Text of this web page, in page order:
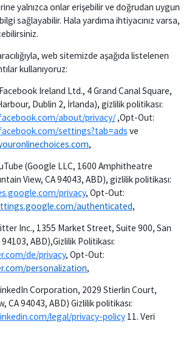
yalnızca onlar erişebilir ve doğrudan uygun
sağlayabilir. Hala yardıma ihtiyacınız varsa,
web sitemizde aşağıda listelenen
kullanıyoruz:
Ireland Ltd., 4 Grand Canal Square,
Dublin 2, İrlanda), gizlilik politikası:
about/privacy/,Opt-Out:
settings?tab=ads ve
,
(Google LLC, 1600 Amphitheatre
View, CA 94043, ABD), gizlilik politikası:
privacy, Opt-Out:
authenticated,
Inc., 1355 Market Street, Suite 900, San
ABD),Gizlilik Politikası:
de/privacy, Opt-Out:
personalization,
Corporation, 2029 Stierlin Court,
CA 94043, ABD) Gizlilik politikası:
legal/privacy-policy11. Veri